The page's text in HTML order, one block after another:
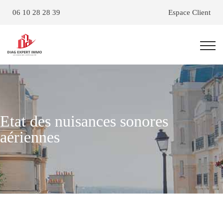
06 10 28 28 39 Espace Client
Etat des nuisances sonores
aériennes